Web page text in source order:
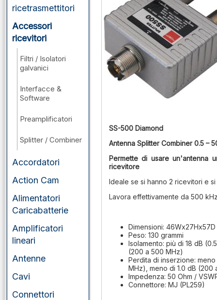
ricetrasmettitori
Accessori
ricevitori
Filtri / Isolatori
galvanici
Interfacce &
Software
Preamplificatori
Splitter / Combiner
Accordatori
Action Cam
Alimentatori
Caricabatterie
Amplificatori
lineari
Antenne
Cavi
Connettori
SS-500 Diamond
Antenna Splitter Combiner 0.5 –
Permette di usare un'antenna
ricevitore
Ideale se si hanno 2 ricevitori e
Lavora effettivamente da 500
Dimensioni: 46Wx27Hx57D
Peso: 130 grammi
Isolamento: più di 18 dB
(200 a 500 MHz)
Perdita di inserzione:
MHz), meno di 1.0 dB (200
Impedenza: 50 Ohm /
Connettore: MJ (PL259)